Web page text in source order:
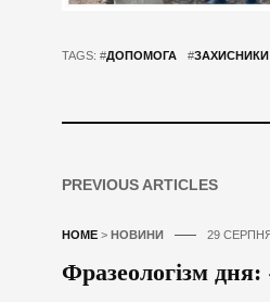
TAGS: #ДОПОМОГА #ЗАХИСНИКИ
PREVIOUS ARTICLES
HOME > НОВИНИ 29
Фразеологізм дня: